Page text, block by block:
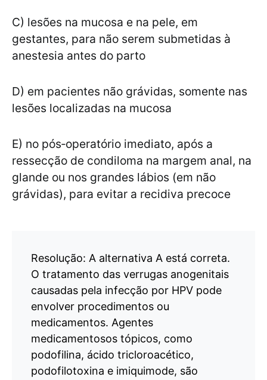
C) lesões na mucosa e na pele, em
gestantes, para não serem submetidas à
anestesia antes do parto
D) em pacientes não grávidas, somente nas
lesões localizadas na mucosa
E) no pós‑operatório imediato, após a
ressecção de condiloma na margem anal, na
glande ou nos grandes lábios (em não
grávidas), para evitar a recidiva precoce
Resolução: A alternativa A está correta.
O tratamento das verrugas anogenitais
causadas pela infecção por HPV pode
envolver procedimentos ou
medicamentos. Agentes
medicamentosos tópicos, como
podofilina, ácido tricloroacético,
podofilotoxina e imiquimode, são